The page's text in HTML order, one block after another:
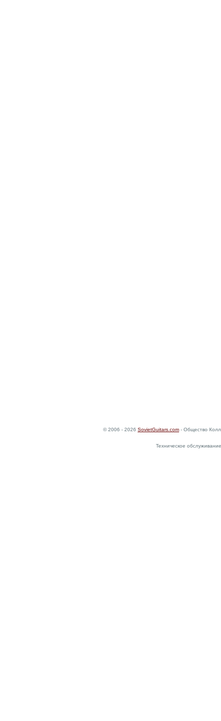
© 2006 - 2026 SovietGuitars.com - Общество
Техническое